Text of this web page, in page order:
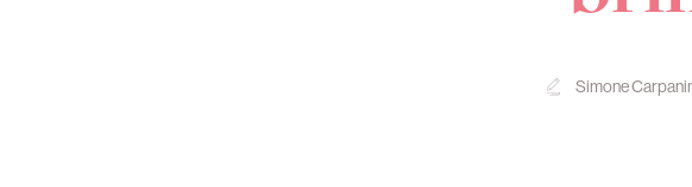
Simone